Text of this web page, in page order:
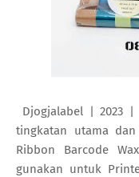
Djogjalabel | 2023
tingkatan utama
Ribbon Barcode
gunakan untuk